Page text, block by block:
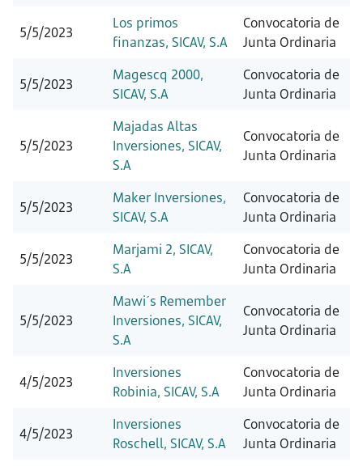
5/5/2023
Los primos
finanzas, SICAV, S.A
Convocatoria de
Junta Ordinaria
5/5/2023
Magescq 2000,
SICAV, S.A
Convocatoria de
Junta Ordinaria
5/5/2023
Majadas Altas
Inversiones, SICAV,
S.A
Convocatoria de
Junta Ordinaria
5/5/2023
Maker Inversiones,
SICAV, S.A
Convocatoria de
Junta Ordinaria
5/5/2023
Marjami 2, SICAV,
S.A
Convocatoria de
Junta Ordinaria
5/5/2023
Mawi´s Remember
Inversiones, SICAV,
S.A
Convocatoria de
Junta Ordinaria
4/5/2023
Inversiones
Robinia, SICAV, S.A
Convocatoria de
Junta Ordinaria
4/5/2023
Inversiones
Roschell, SICAV, S.A
Convocatoria de
Junta Ordinaria